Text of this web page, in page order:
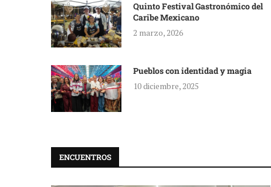
Quinto Festival Gastronómico del
Caribe Mexicano
2 marzo, 2026
Pueblos con identidad y magia
10 diciembre, 2025
ENCUENTROS